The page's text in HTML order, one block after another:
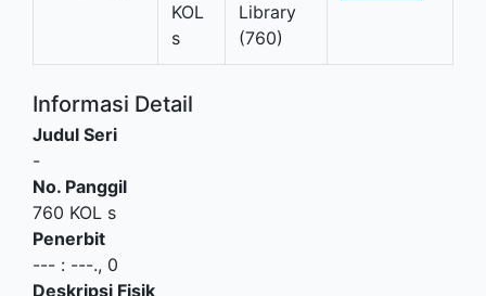
KOL
s
Library
(760)
Informasi Detail
Judul Seri
-
No. Panggil
760 KOL s
Penerbit
--- : ---., 0
Deskripsi Fisik